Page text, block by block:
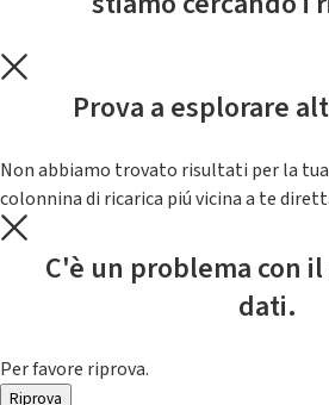
Prova a esplorare
Non abbiamo trovato risultati per la tua
colonnina di ricarica piú vicina a te
C'è un problema con
dati.
Per favore riprova.
Riprova